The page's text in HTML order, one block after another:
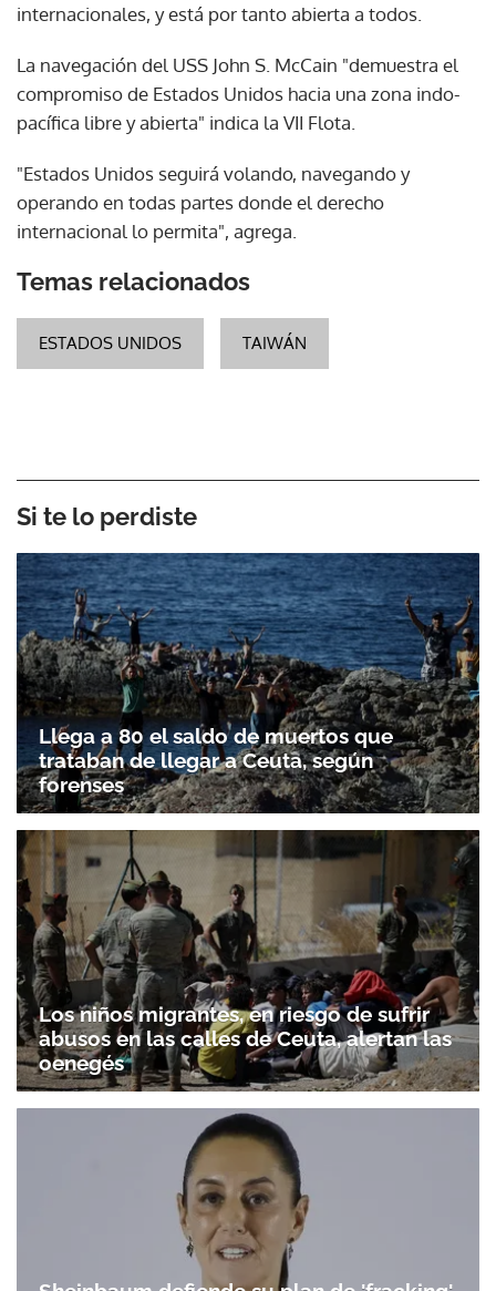
internacionales, y está por tanto abierta a todos.
La navegación del USS John S. McCain "demuestra el
compromiso de Estados Unidos hacia una zona indo-
pacífica libre y abierta" indica la VII Flota.
"Estados Unidos seguirá volando, navegando y
operando en todas partes donde el derecho
internacional lo permita", agrega.
Temas relacionados
ESTADOS UNIDOS TAIWÁN
Si te lo perdiste
Llega a 80 el saldo de muertos que
trataban de llegar a Ceuta, según
forenses
Los niños migrantes, en riesgo de sufrir
abusos en las calles de Ceuta, alertan las
oenegés